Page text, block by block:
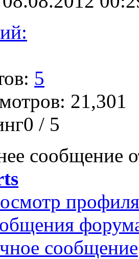
5
21,301
/ 5
сообщение
профиля
сообщение